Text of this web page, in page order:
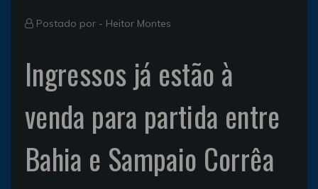
Postado por - Heitor Montes
Ingressos já estão à
venda para partida entre
Bahia e Sampaio Corrêa